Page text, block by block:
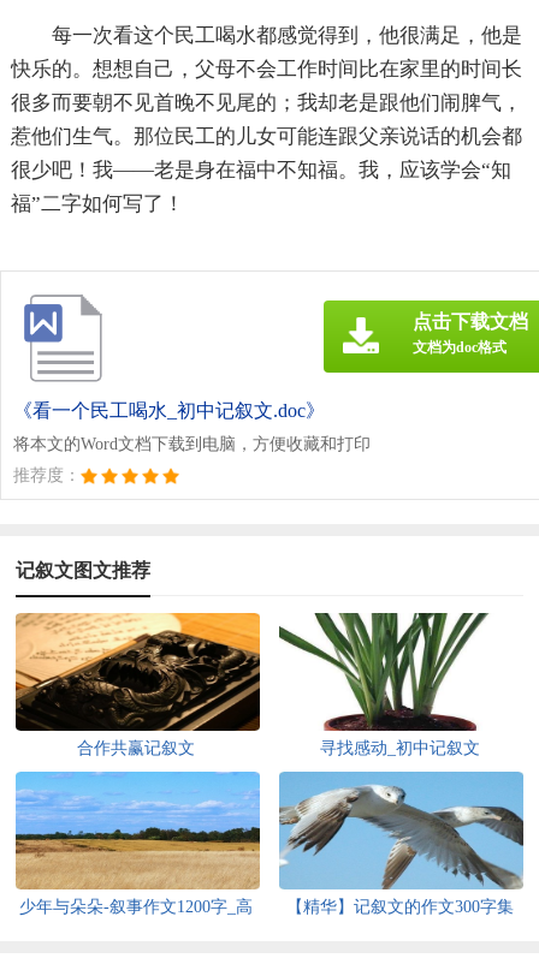
每一次看这个民工喝水都感觉得到，他很满足，他是
快乐的。想想自己，父母不会工作时间比在家里的时间长
很多而要朝不见首晚不见尾的；我却老是跟他们闹脾气，
惹他们生气。那位民工的儿女可能连跟父亲说话的机会都
很少吧！我――老是身在福中不知福。我，应该学会“知
福”二字如何写了！
《看一个民工喝水_初中记叙文.doc》
将本文的Word文档下载到电脑，方便收藏和打印
推荐度：
点击下载文档
文档为doc格式
记叙文图文推荐
合作共赢记叙文 寻找感动_初中记叙文
少年与朵朵-叙事作文1200字_高
【精华】记叙文的作文300字集